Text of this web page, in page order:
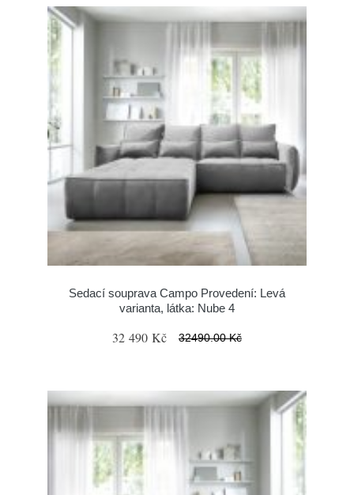
Sedací souprava Campo Provedení: Levá
varianta, látka: Nube 4
32 490 Kč 32490.00 Kč